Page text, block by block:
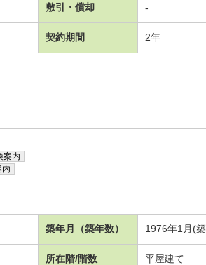
敷引・償却 -
契約期間 2年
案内
内
築年月（築年数） 1976年1月(
所在階/階数 平屋建て